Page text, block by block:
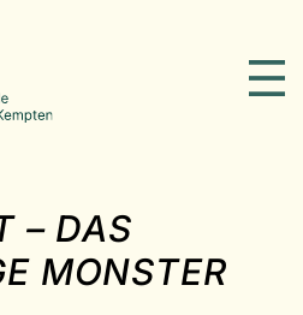
– DAS
MONSTER